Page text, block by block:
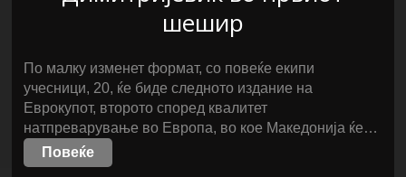
шешир
По малку изменет формат, со повеќе екипи
учесници, 20, ќе биде следното издание на
Еврокупот, второто според квалитет
натпреварување во Европа, во кое Македонија ќе…
Повеќе